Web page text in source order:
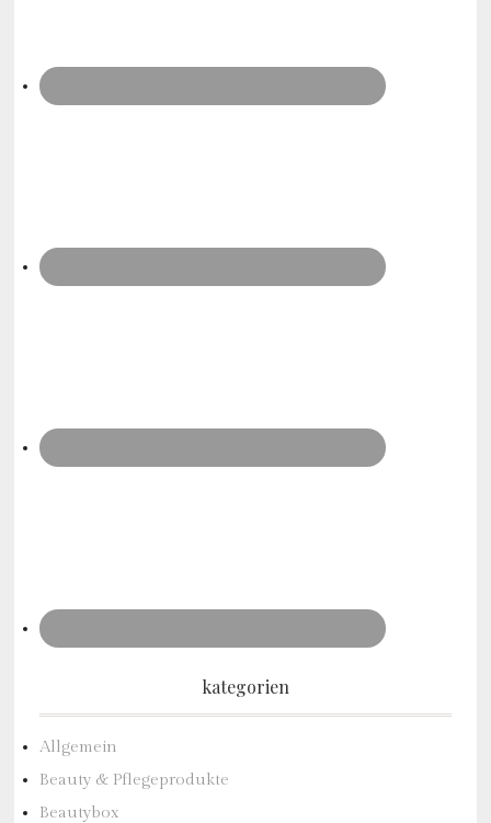
kategorien
Allgemein
Beauty & Pflegeprodukte
Beautybox